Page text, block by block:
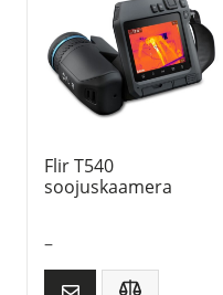
Flir T540
soojuskaamera
–